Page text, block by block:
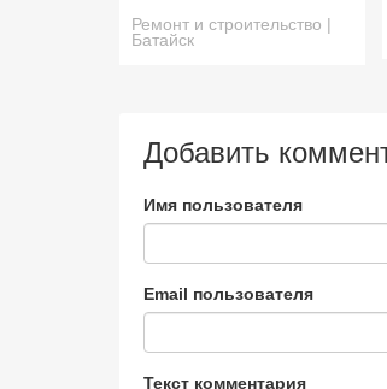
Ремонт и строительство |
Батайск
Добавить
Имя пользователя
Email пользователя
Текст комментария